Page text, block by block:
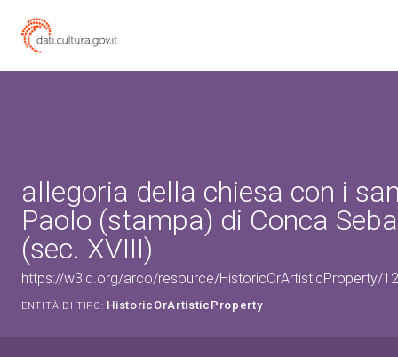
allegoria della chiesa con i
Paolo (stampa) di Conca
(sec. XVIII)
https://w3id.org/arco/resource/HistoricOrArtisticProperty/
ENTITÀ DI TIPO: HistoricOrArtisticProperty